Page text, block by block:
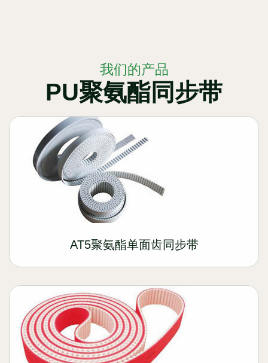
我们的产品
PU聚氨酯同步带
AT5聚氨酯单面齿同步带